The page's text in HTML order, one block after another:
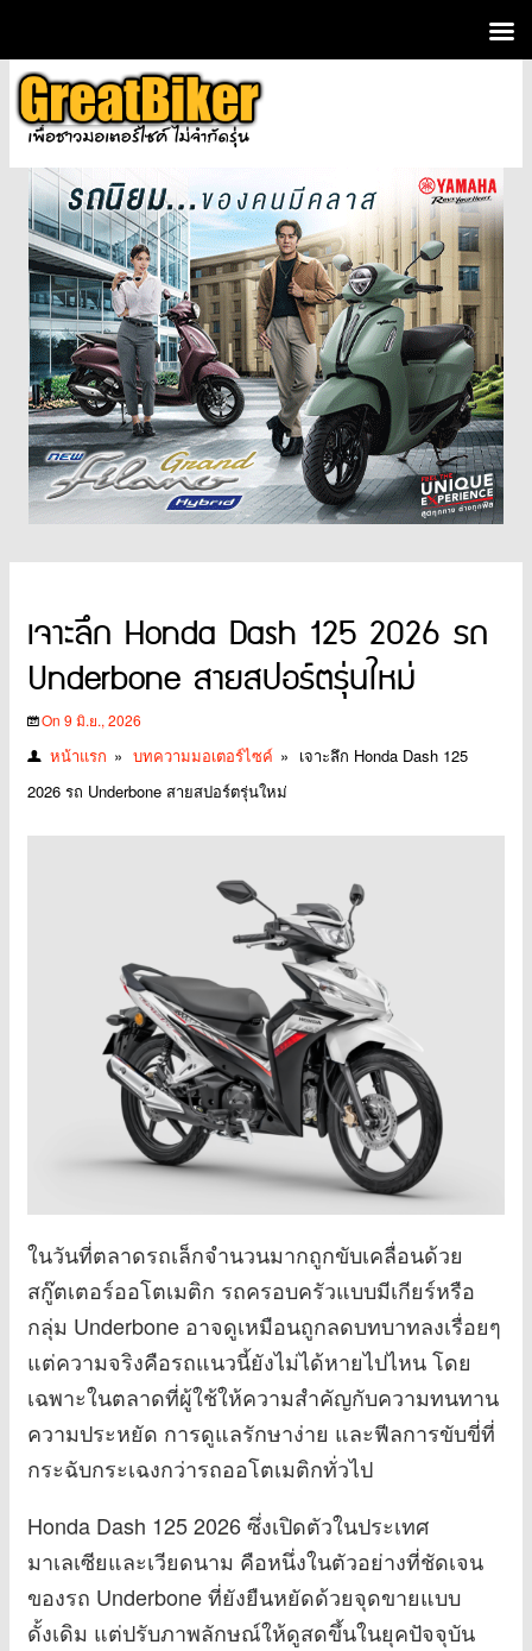
เจาะลึก Honda Dash 125 2026 รถ
Underbone สายสปอร์ตรุ่นใหม่
On 9 มิ.ย., 2026
หน้าแรก » บทความมอเตอร์ไซค์ » เจาะลึก Honda Dash 125
2026 รถ Underbone สายสปอร์ตรุ่นใหม่
ในวันที่ตลาดรถเล็กจำนวนมากถูกขับเคลื่อนด้วย
สกู๊ตเตอร์ออโตเมติก รถครอบครัวแบบมีเกียร์หรือ
กลุ่ม Underbone อาจดูเหมือนถูกลดบทบาทลงเรื่อยๆ
แต่ความจริงคือรถแนวนี้ยังไม่ได้หายไปไหน โดย
เฉพาะในตลาดที่ผู้ใช้ให้ความสำคัญกับความทนทาน
ความประหยัด การดูแลรักษาง่าย และฟีลการขับขี่ที่
กระฉับกระเฉงกว่ารถออโตเมติกทั่วไป
Honda Dash 125 2026 ซึ่งเปิดตัวในประเทศ
มาเลเซียและเวียดนาม คือหนึ่งในตัวอย่างที่ชัดเจน
ของรถ Underbone ที่ยังยืนหยัดด้วยจุดขายแบบ
ดั้งเดิม แต่ปรับภาพลักษณ์ให้ดูสดขึ้นในยุคปัจจุบัน